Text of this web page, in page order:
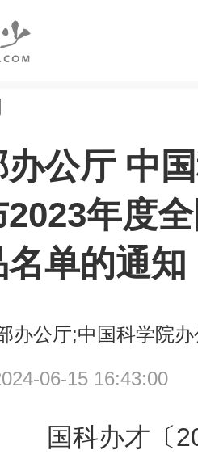
公厅 中
年度
单的通知
办公厅;中国科学院办
06-15 16:43:00
国科办才〔